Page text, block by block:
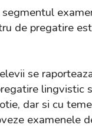
de pregatire
se
lingvistic
dar si cu
examenele